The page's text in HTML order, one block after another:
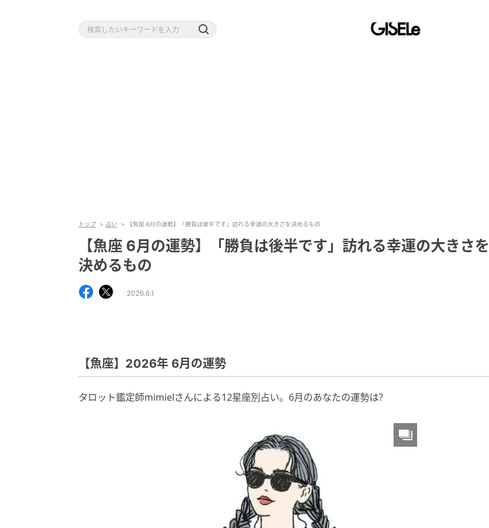
トップ 占い 【魚座 6月の運勢】「勝負は後半です」訪れる幸運の大きさを決めるもの
【魚座 6月の運勢】「勝負は後半です」訪れる幸運の大きさを
決めるもの
2026.6.1
【魚座】2026年 6月の運勢
タロット鑑定師mimielさんによる12星座別占い。6月のあなたの運勢は?